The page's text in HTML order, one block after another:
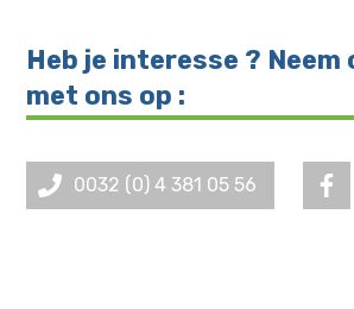
Heb je interesse ?
met ons op :
0032 (0) 4 381 05 56